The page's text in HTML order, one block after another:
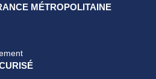
MÉTROPOLITAINE